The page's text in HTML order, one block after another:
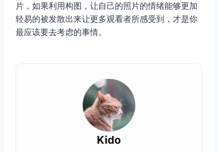
片，如果利用构图，让自己的照片的情绪能够更加
轻易的被发散出来让更多观看者所感受到，才是你
最应该要去考虑的事情。
Kido